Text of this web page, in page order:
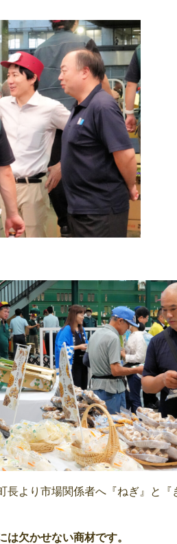
より市場関係者へ『ねぎ』と『
欠かせない商材です。